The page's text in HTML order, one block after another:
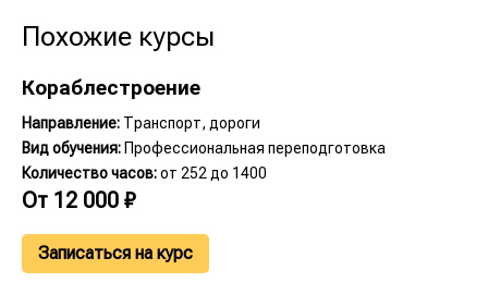
Похожие курсы
Кораблестроение
Направление: Транспорт, дороги
Вид обучения: Профессиональная переподготовка
Количество часов:от 252 до 1400
От 12 000 ₽
Записаться на курс